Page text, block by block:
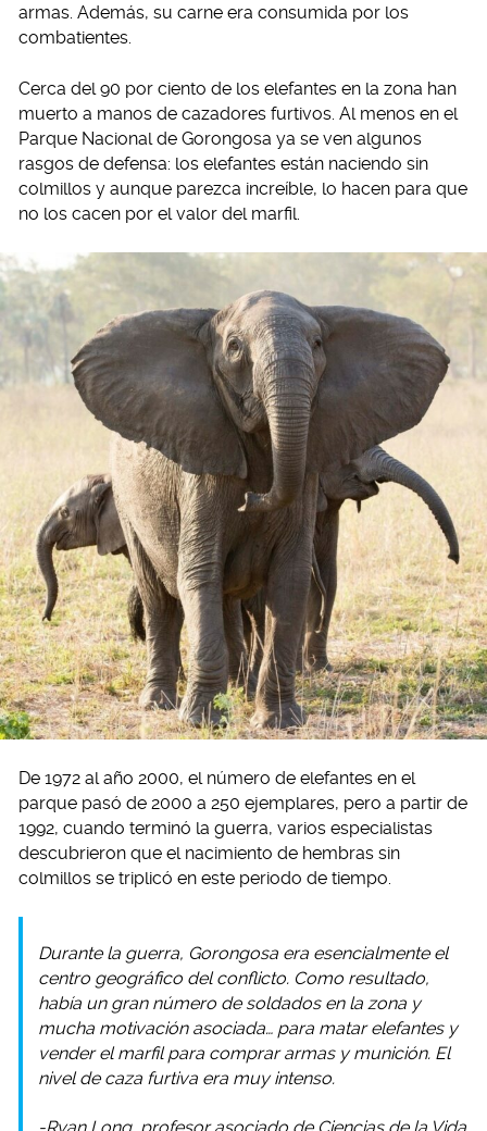
armas. Además, su carne era consumida por los
combatientes.
Cerca del 90 por ciento de los elefantes en la zona han
muerto a manos de cazadores furtivos. Al menos en el
Parque Nacional de Gorongosa ya se ven algunos
rasgos de defensa: los elefantes están naciendo sin
colmillos y aunque parezca increíble, lo hacen para que
no los cacen por el valor del marfil.
De 1972 al año 2000, el número de elefantes en el
parque pasó de 2000 a 250 ejemplares, pero a partir de
1992, cuando terminó la guerra, varios especialistas
descubrieron que el nacimiento de hembras sin
colmillos se triplicó en este periodo de tiempo.
Durante la guerra, Gorongosa era esencialmente el
centro geográfico del conflicto. Como resultado,
había un gran número de soldados en la zona y
mucha motivación asociada… para matar elefantes y
vender el marfil para comprar armas y munición. El
nivel de caza furtiva era muy intenso.